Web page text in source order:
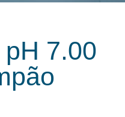
7.00